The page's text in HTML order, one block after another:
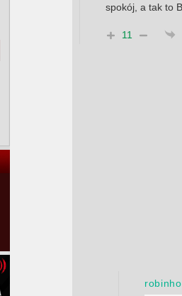
spokój, a tak to
11
robinho